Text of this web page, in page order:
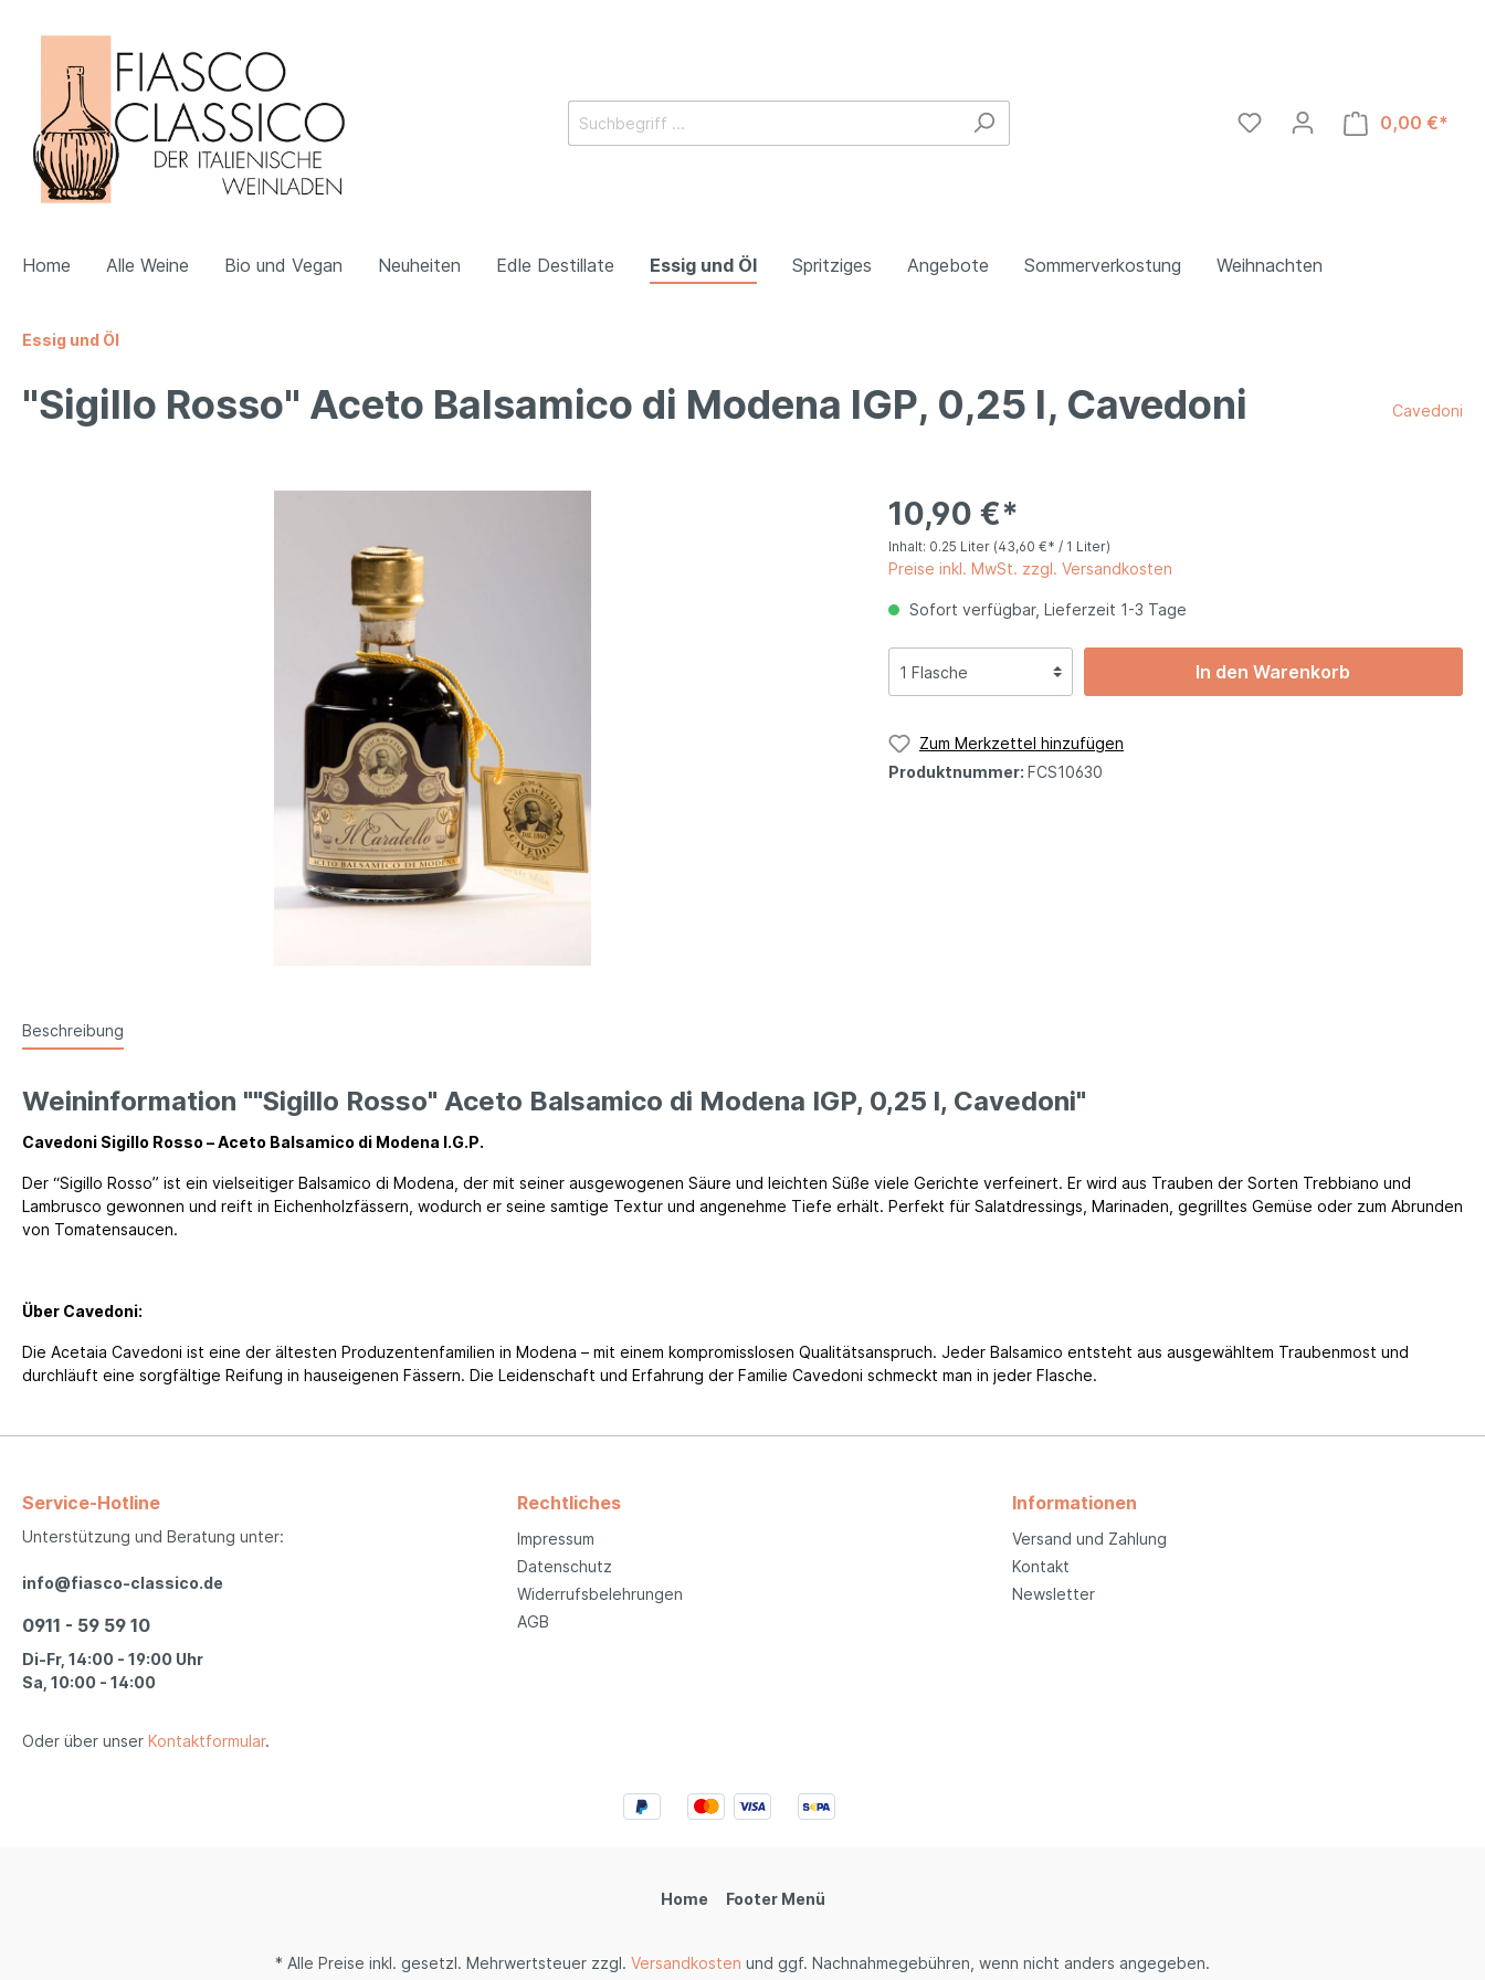
0,00 €*
Home Alle Weine Bio und Vegan Neuheiten Edle Destillate Essig und Öl Spritziges Angebote Sommerverkostung Weihnachten
Zur Kategorie Alle Weine
Apulien Venetien Südtirol Abruzzzen
Kalabrien
Marken Friaul
Zur Kategorie Bio und Vegan
Bio Vegan
Essig und Öl
"Sigillo Rosso" Aceto Balsamico di Modena IGP, 0,25 l, Cavedoni Cavedoni
10,90 €*
Inhalt: 0.25 Liter (43,60 €* / 1 Liter)
Preise inkl. MwSt. zzgl. Versandkosten
Sofort verfügbar, Lieferzeit 1-3 Tage
In den Warenkorb
Zum Merkzettel hinzufügen
Produktnummer: FCS10630
Beschreibung
Weininformation ""Sigillo Rosso" Aceto Balsamico di Modena IGP, 0,25 l, Cavedoni"
Cavedoni Sigillo Rosso – Aceto Balsamico di Modena I.G.P.
Der “Sigillo Rosso” ist ein vielseitiger Balsamico di Modena, der mit seiner ausgewogenen Säure und leichten Süße viele Gerichte verfeinert. Er wird aus Trauben der Sorten Trebbiano und
Lambrusco gewonnen und reift in Eichenholzfässern, wodurch er seine samtige Textur und angenehme Tiefe erhält. Perfekt für Salatdressings, Marinaden, gegrilltes Gemüse oder zum Abrunden
von Tomatensaucen.
Über Cavedoni:
Die Acetaia Cavedoni ist eine der ältesten Produzentenfamilien in Modena – mit einem kompromisslosen Qualitätsanspruch. Jeder Balsamico entsteht aus ausgewähltem Traubenmost und
durchläuft eine sorgfältige Reifung in hauseigenen Fässern. Die Leidenschaft und Erfahrung der Familie Cavedoni schmeckt man in jeder Flasche.
Service-Hotline
Unterstützung und Beratung unter:
info@fiasco-classico.de
0911 - 59 59 10
Di-Fr, 14:00 - 19:00 Uhr
Sa, 10:00 - 14:00
Oder über unser Kontaktformular.
Rechtliches
Impressum
Datenschutz
Widerrufsbelehrungen
AGB
Informationen
Versand und Zahlung
Kontakt
Newsletter
Home Footer Menü
* Alle Preise inkl. gesetzl. Mehrwertsteuer zzgl. Versandkosten und ggf. Nachnahmegebühren, wenn nicht anders angegeben.